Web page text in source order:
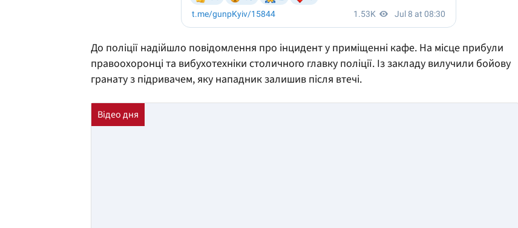
До поліції надійшло повідомлення про інцидент у приміщенні кафе. На місце прибули
правоохоронці та вибухотехніки столичного главку поліції. Із закладу вилучили бойову
гранату з підривачем, яку нападник залишив після втечі.